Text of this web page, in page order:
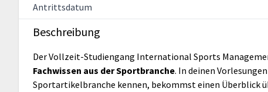
Antrittsdatum
Beschreibung
Der Vollzeit-Studiengang International Sports
Fachwissen aus der Sportbranche. In deinen
Sportartikelbranche kennen, bekommst einen Überblick